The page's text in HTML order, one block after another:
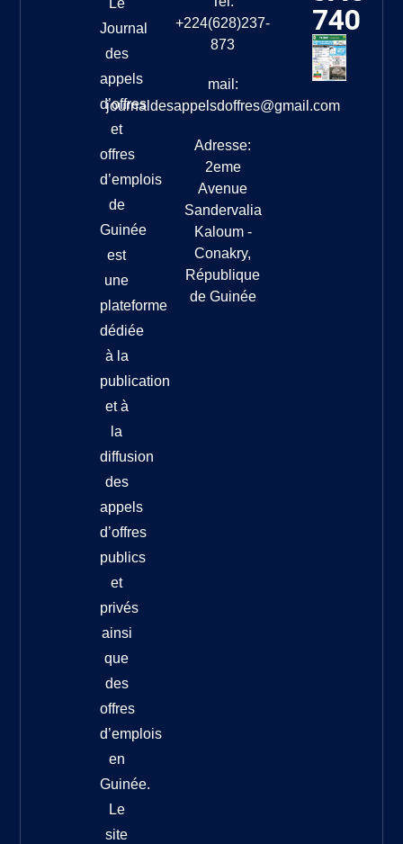
Le
Journal
des
appels
d’offres
et
offres
d’emplois
de
Guinée
est
une
plateforme
dédiée
à la
publication
et à
la
diffusion
des
appels
d’offres
publics
et
privés
ainsi
que
des
offres
d’emplois
en
Guinée.
Le
site
+224(628)237-
873
mail:
journaldesappelsdoffres@gmail.com
Adresse:
2eme
Avenue
Sandervalia
Kaloum -
Conakry,
République
de Guinée
740